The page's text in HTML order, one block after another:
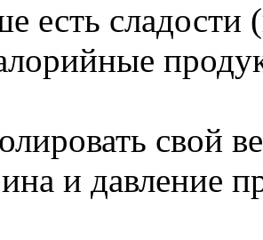
есть сладости
свой
и давление